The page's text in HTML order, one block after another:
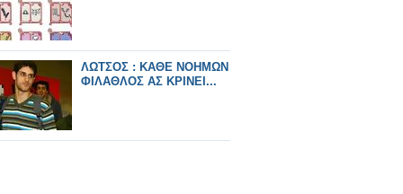
ΛΩΤΣΟΣ : ΚΑΘΕ ΝΟΗΜΩΝ
ΦΙΛΑΘΛΟΣ ΑΣ ΚΡΙΝΕΙ...